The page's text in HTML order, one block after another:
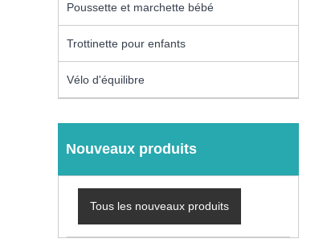
Poussette et marchette bébé
Trottinette pour enfants
Vélo d'équilibre
Nouveaux produits
Tous les nouveaux produits